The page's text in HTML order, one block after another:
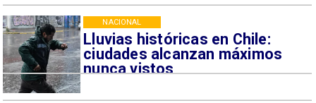
Lluvias históricas en Chile:
ciudades alcanzan máximos
nunca vistos
NACIONAL